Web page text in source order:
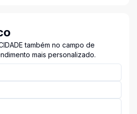
também no campo de
mais personalizado.